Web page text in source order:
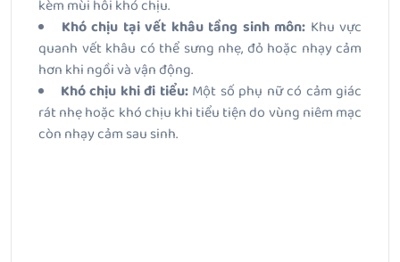
kèm mùi hôi khó chịu.
Khó chịu tại vết khâu tầng sinh môn: Khu vực
quanh vết khâu có thể sưng nhẹ, đỏ hoặc nhạy cảm
hơn khi ngồi và vận động.
Khó chịu khi đi tiểu:Một số phụ nữ có cảm giác
rát nhẹ hoặc khó chịu khi tiểu tiện do vùng niêm mạc
còn nhạy cảm sau sinh.